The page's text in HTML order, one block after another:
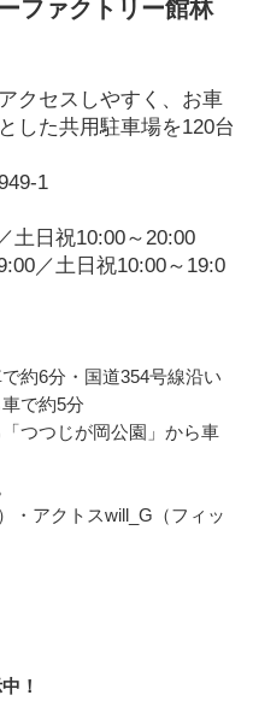
ファクトリー館林
クセスしやすく、お車
した共用駐車場を120台
1
土日祝10:00～20:00
／土日祝10:00～19:0
約6分・国道354号線沿い
で約5分
つつじが岡公園」から車
・アクトスwill_G（フィッ
！